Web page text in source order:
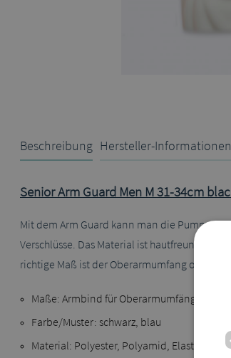
Beschreibung Hersteller-Informationen
Senior Arm Guard Men M 31-34cm
Mit dem Arm Guard kann man die Pumpe
Verschlüsse. Das Material ist hautfreundlich
richtige Maß ist der Oberarmumfang ohne
Maße: Armbind für Oberarmumfänge von 31
Farbe/Muster: schwarz, blau
Material: Polyester, Polyamid, Elasthan